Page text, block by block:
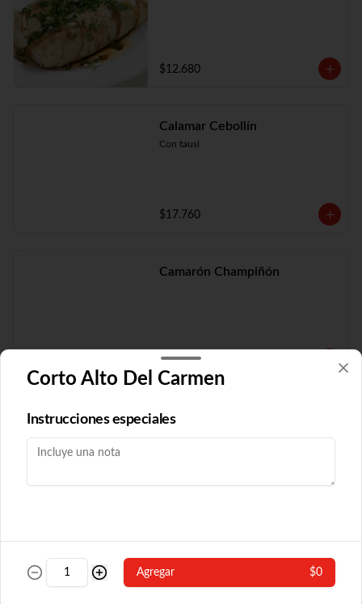
$12.680
Calamar Cebollín
Con tausí
$17.760
Camarón Champiñón
$19.210
Camarón Fuyón
Con algas y champiñón
Corto Alto Del Carmen
Instrucciones especiales
Agregar $0